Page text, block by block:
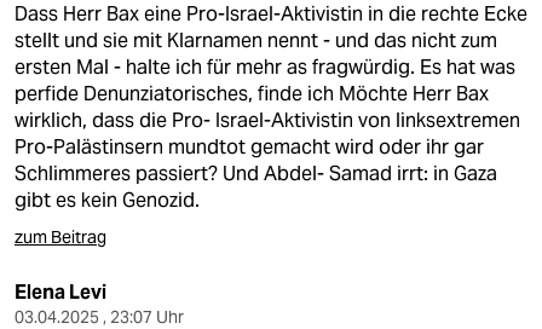
Dass Herr Bax eine Pro-Israel-Aktivistin in die rechte Ecke
stellt und sie mit Klarnamen nennt - und das nicht zum
ersten Mal - halte ich für mehr as fragwürdig. Es hat was
perfide Denunziatorisches, finde ich Möchte Herr Bax
wirklich, dass die Pro- Israel-Aktivistin von linksextremen
Pro-Palästinsern mundtot gemacht wird oder ihr gar
Schlimmeres passiert? Und Abdel- Samad irrt: in Gaza
gibt es kein Genozid.
zum Beitrag
Elena Levi
03.04.2025 , 23:07 Uhr